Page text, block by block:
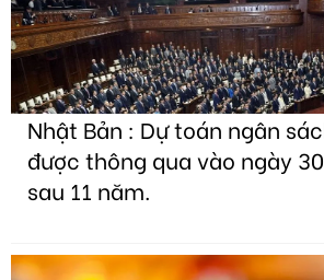
Nhật Bản : Dự toán ngân
được thông qua vào ngày
sau 11 năm.